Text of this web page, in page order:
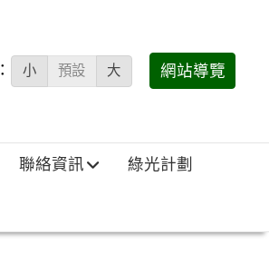
小 預設 大 網站導覽
聯絡資訊 綠光計劃